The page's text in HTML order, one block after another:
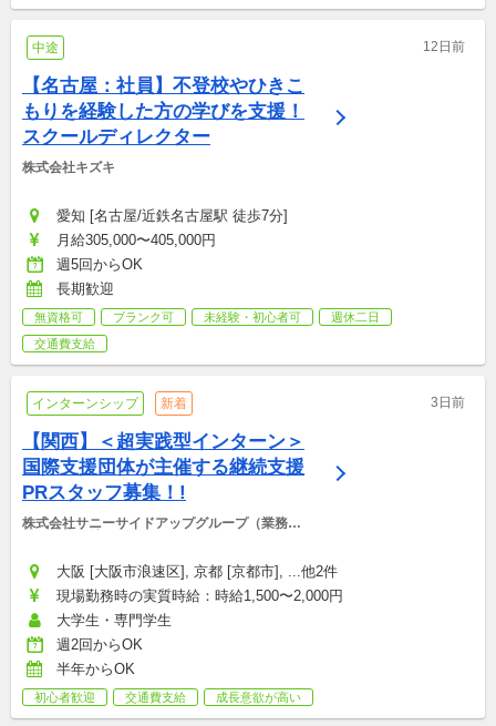
中途 12日前
【名古屋：社員】不登校やひきこ
もりを経験した方の学びを支援！
スクールディレクター
株式会社キズキ
愛知 [名古屋/近鉄名古屋駅 徒歩7分]
月給305,000〜405,000円
週5回からOK
長期歓迎
無資格可 ブランク可 未経験・初心者可
週休二日
交通費支給
インターンシップ 新着 3日前
【関西】＜超実践型インターン＞
国際支援団体が主催する継続支援
PRスタッフ募集！!
株式会社サニーサイドアップグループ（業務運
大阪 [大阪市浪速区], 京都 [京都市], ...他2件
現場勤務時の実質時給：時給1,500〜2,000円
大学生・専門学生
週2回からOK
半年からOK
初心者歓迎 交通費支給 成長意欲が高い